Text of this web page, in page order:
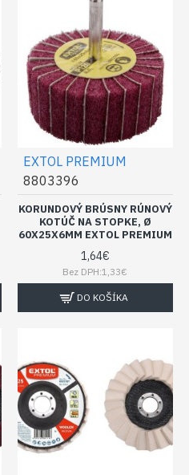
EXTOL PREMIUM
8803396
KORUNDOVÝ BRÚSNY RÚNOVÝ
KOTÚČ NA STOPKE, Ø
60X25X6MM EXTOL PREMIUM
1,64€
Bez DPH:1,33€
DO KOŠÍKA